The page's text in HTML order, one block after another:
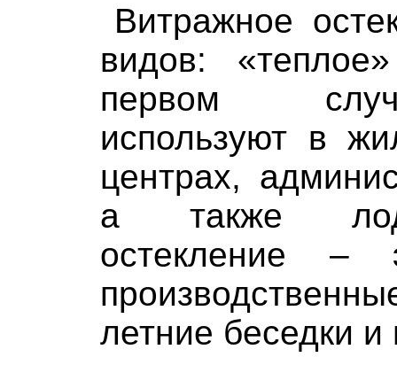
Витражное
видов:
первом
используют в
центрах,
а также
остекление –
летние беседки